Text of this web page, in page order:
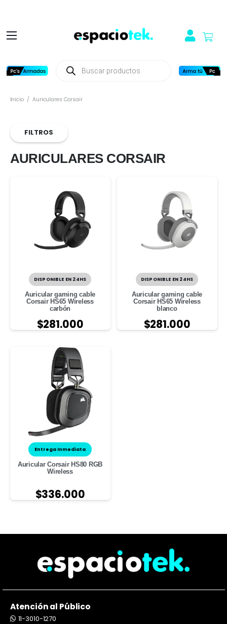
productos
Inicio / Auriculares Corsair
FILTROS
AURICULARES CORSAIR
DISPONIBLE EN 24HS
Auricular gaming cable
Corsair HS65 Wireless
carbón
$281.000
DISPONIBLE EN 24HS
Auricular gaming cable
Corsair HS65 Wireless
blanco
$281.000
Entrega Inmediata
Auricular Corsair HS80 RGB
Wireless
$336.000
Atención al Público
11-3010-1270